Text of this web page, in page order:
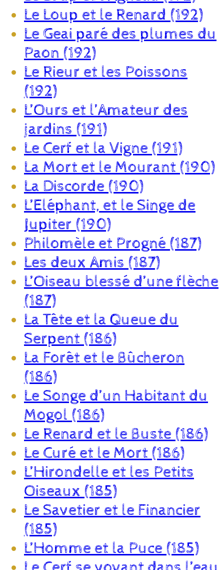
Le Loup et le Renard (192)
Le Geai paré des plumes du
Paon (192)
Le Rieur et les Poissons
(192)
L’Ours et l’Amateur des
jardins (191)
Le Cerf et la Vigne (191)
La Mort et le Mourant (190)
La Discorde (190)
L’Eléphant, et le Singe de
Jupiter (190)
Philomèle et Progné (187)
Les deux Amis (187)
L’Oiseau blessé d’une flèche
(187)
La Tête et la Queue du
Serpent (186)
La Forêt et le Bûcheron
(186)
Le Songe d’un Habitant du
Mogol (186)
Le Renard et le Buste (186)
Le Curé et le Mort (186)
L’Hirondelle et les Petits
Oiseaux (185)
Le Savetier et le Financier
(185)
L’Homme et la Puce (185)